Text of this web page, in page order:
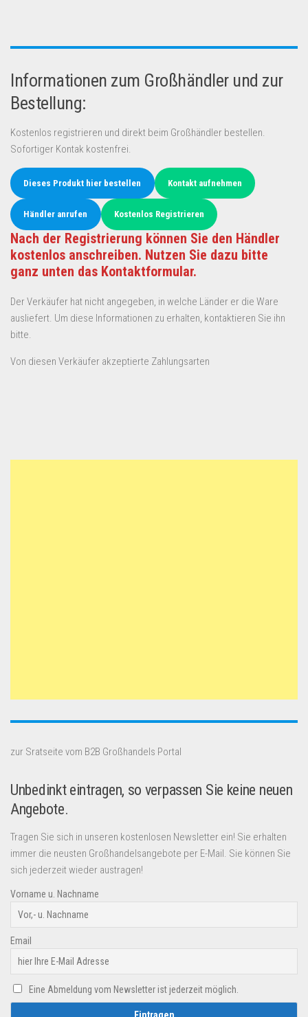
Informationen zum Großhändler und zur
Bestellung:
Kostenlos registrieren und direkt beim Großhändler bestellen.
Sofortiger Kontak kostenfrei.
Dieses Produkt hier bestellen Kontakt aufnehmen
Händler anrufen Kostenlos Registrieren
Nach der Registrierung können Sie den Händler
kostenlos anschreiben. Nutzen Sie dazu bitte
ganz unten das Kontaktformular.
Der Verkäufer hat nicht angegeben, in welche Länder er die Ware
ausliefert. Um diese Informationen zu erhalten, kontaktieren Sie ihn
bitte.
Von diesen Verkäufer akzeptierte Zahlungsarten
zur Sratseite vom B2B Großhandels Portal
Unbedinkt eintragen, so verpassen Sie keine neuen
Angebote.
Tragen Sie sich in unseren kostenlosen Newsletter ein! Sie erhalten
immer die neusten Großhandelsangebote per E-Mail. Sie können Sie
sich jederzeit wieder austragen!
Vorname u. Nachname
Email
Eine Abmeldung vom Newsletter ist jederzeit möglich.